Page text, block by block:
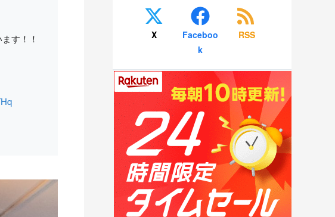
す！！ X
Faceboo
k
RSS